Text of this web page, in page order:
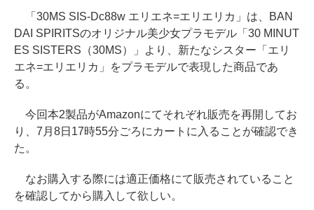
「30MS SIS-Dc88w エリエネ=エリエリカ」は、BAN
DAI SPIRITSのオリジナル美少女プラモデル「30 MINUT
ES SISTERS（30MS）」より、新たなシスター「エリ
エネ=エリエリカ」をプラモデルで表現した商品であ
る。
今回本2製品がAmazonにてそれぞれ販売を再開してお
り、7月8日17時55分ごろにカートに入ることが確認でき
た。
なお購入する際には適正価格にて販売されていること
を確認してから購入して欲しい。